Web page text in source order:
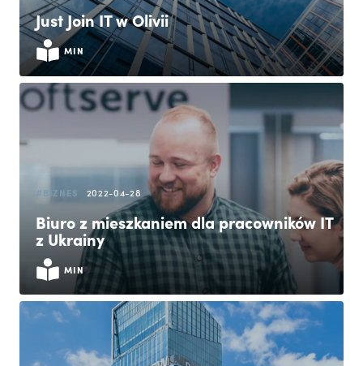
Just Join IT w Olivii
MIN
#BIZNES 2022-04-28
Biuro z mieszkaniem dla pracowników IT
z Ukrainy
MIN